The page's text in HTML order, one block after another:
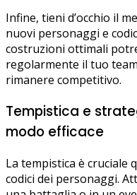
Infine, tieni d’occhio il
nuovi personaggi e
costruzioni ottimali
regolarmente il tuo
rimanere competitivo.
Tempistica e
modo efficace
La tempistica è cruciale
codici dei personaggi.